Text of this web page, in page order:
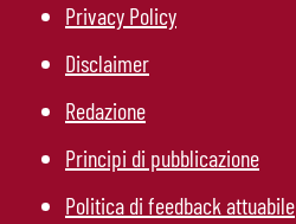
Privacy Policy
Disclaimer
Redazione
Principi di pubblicazione
Politica di feedback attuabile